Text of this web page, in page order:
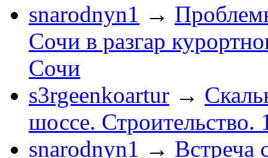
snarodnyn1 →
Сочи в разгар
Сочи
s3rgeenkoartur →
шоссе. Строительство.
snarodnyn1 → Встреча